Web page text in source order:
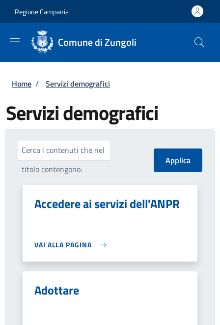
Regione Campania
Comune di Zungoli
Briciole di pane
Home / Servizi demografici
Servizi demografici
Cerca i contenuti che nel
titolo contengono:
Accedere ai servizi dell'ANPR
VAI ALLA PAGINA
Adottare